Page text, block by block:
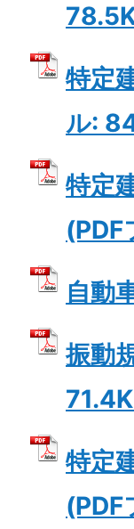
特定
ル:
特定
(PDF
自動
振動
特定
(PDF